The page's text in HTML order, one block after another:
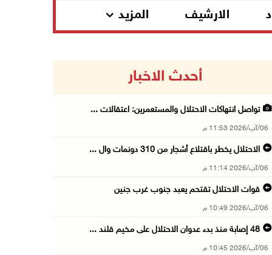
الارشيف المزيد
أحدث الاخبار
تواصل انتهاكات الاحتلال والمستعمرين: اعتقالات ...
06/آب/2026 11:53 م
الاحتلال يخطر باقتلاع أشجار من 310 دونمات وال ...
06/آب/2026 11:14 م
قوات الاحتلال تقتحم يعبد جنوب غرب جنين
06/آب/2026 10:49 م
48 إصابة منذ بدء عدوان الاحتلال على مخيم قلند ...
06/آب/2026 10:45 م